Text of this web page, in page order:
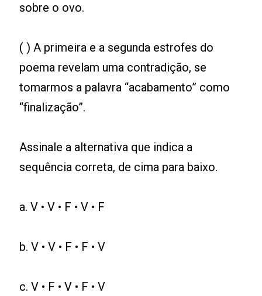
sobre o ovo.
( ) A primeira e a segunda estrofes do
poema revelam uma contradição, se
tomarmos a palavra “acabamento” como
“finalização”.
Assinale a alternativa que indica a
sequência correta, de cima para baixo.
a. V • V • F • V • F
b. V • V • F • F • V
c. V • F • V • F • V